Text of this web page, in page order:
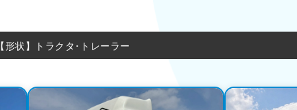
【形状】トラクタ･トレーラー